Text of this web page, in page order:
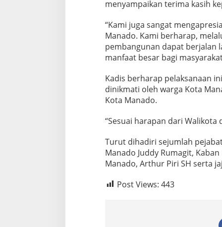
menyampaikan terima kasih
“Kami juga sangat
Manado. Kami berharap,
pembangunan dapat berjalan
manfaat besar bagi
Kadis berharap pelaksanaan
dinikmati oleh warga Kota
Kota Manado.
“Sesuai harapan dari Walikota
Turut dihadiri sejumlah
Manado Juddy Rumagit,
Manado, Arthur Piri SH serta
Post Views: 443